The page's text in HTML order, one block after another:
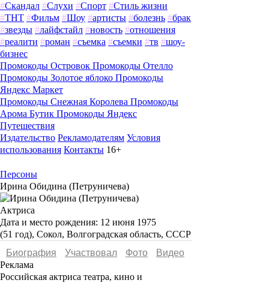
#Скандал #Слухи #Спорт #Стиль жизни
#ТНТ #Фильм #Шоу #артисты #болезнь #брак
#звезды #лайфстайл #новость #отношения
#реалити #роман #съемка #съемки #тв #шоу-
бизнес
Промокоды Островок Промокоды Отелло
Промокоды Золотое яблоко Промокоды
Яндекс Маркет
Промокоды Снежная Королева Промокоды
Арома Бутик Промокоды Яндекс
Путешествия
Издательство Рекламодателям Условия
использования Контакты 16+
Персоны
Ирина Обидина (Петруничева)
Актриса
Дата и место рождения: 12 июня 1975
(51 год), Сокол, Волгоградская область, СССР
Биография
Участвовал Фото
Видеo
Реклама
Российская актриса театра, кино и